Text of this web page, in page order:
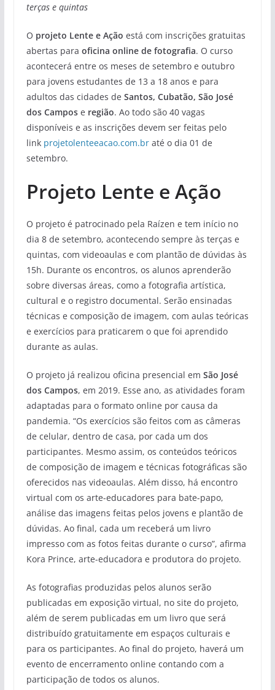
terças e quintas
O projeto Lente e Ação está com inscrições gratuitas
abertas para oficina online de fotografia. O curso
acontecerá entre os meses de setembro e outubro
para jovens estudantes de 13 a 18 anos e para
adultos das cidades de Santos, Cubatão, São José
dos Campos e região. Ao todo são 40 vagas
disponíveis e as inscrições devem ser feitas pelo
link projetolenteeacao.com.braté o dia 01 de
setembro.
Projeto Lente e Ação
O projeto é patrocinado pela Raízen e tem início no
dia 8 de setembro, acontecendo sempre às terças e
quintas, com videoaulas e com plantão de dúvidas às
15h. Durante os encontros, os alunos aprenderão
sobre diversas áreas, como a fotografia artística,
cultural e o registro documental. Serão ensinadas
técnicas e composição de imagem, com aulas teóricas
e exercícios para praticarem o que foi aprendido
durante as aulas.
O projeto já realizou oficina presencial em São José
dos Campos, em 2019. Esse ano, as atividades foram
adaptadas para o formato online por causa da
pandemia. “Os exercícios são feitos com as câmeras
de celular, dentro de casa, por cada um dos
participantes. Mesmo assim, os conteúdos teóricos
de composição de imagem e técnicas fotográficas são
oferecidos nas videoaulas. Além disso, há encontro
virtual com os arte-educadores para bate-papo,
análise das imagens feitas pelos jovens e plantão de
dúvidas. Ao final, cada um receberá um livro
impresso com as fotos feitas durante o curso”, afirma
Kora Prince, arte-educadora e produtora do projeto.
As fotografias produzidas pelos alunos serão
publicadas em exposição virtual, no site do projeto,
além de serem publicadas em um livro que será
distribuído gratuitamente em espaços culturais e
para os participantes. Ao final do projeto, haverá um
evento de encerramento online contando com a
participação de todos os alunos.